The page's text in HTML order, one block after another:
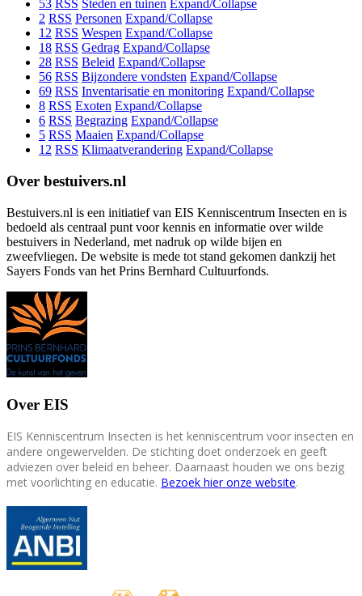
53 RSS Steden en tuinen Expand/Collapse
2 RSS Personen Expand/Collapse
12 RSS Wespen Expand/Collapse
18 RSS Gedrag Expand/Collapse
28 RSS Beleid Expand/Collapse
56 RSS Bijzondere vondsten Expand/Collapse
69 RSS Inventarisatie en monitoring Expand/Collapse
8 RSS Exoten Expand/Collapse
6 RSS Begrazing Expand/Collapse
5 RSS Maaien Expand/Collapse
12 RSS Klimaatverandering Expand/Collapse
Over bestuivers.nl
Bestuivers.nl is een initiatief van EIS Kenniscentrum Insecten en is
bedoeld als centraal punt voor kennis en informatie over wilde
bestuivers in Nederland, met nadruk op wilde bijen en
zweefvliegen. De website is mede tot stand gekomen dankzij het
Sayers Fonds van het Prins Bernhard Cultuurfonds.
Over EIS
EIS Kenniscentrum Insecten is het kenniscentrum voor insecten en
andere ongewervelden. De stichting doet onderzoek en geeft
adviezen over beleid en beheer. Daarnaast houden we ons bezig
met voorlichting en educatie. Bezoek hier onze website.